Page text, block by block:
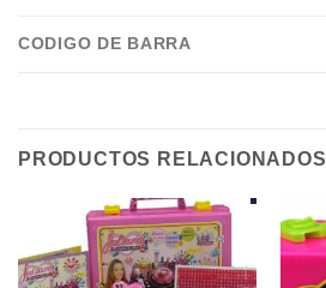
CODIGO DE BARRA
PRODUCTOS RELACIONADOS